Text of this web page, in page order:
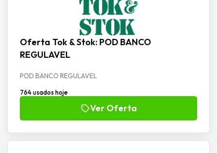
Oferta Tok & Stok: POD BANCO
REGULAVEL
POD BANCO REGULAVEL
764 usados hoje
Ver Oferta